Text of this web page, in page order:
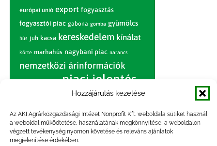
Hozzájárulás kezelése
Az AKI Agrárközgazdasági Intézet Nonprofit Kft. weboldala sütiket használ
a weboldal működtetése, használatának megkönnyítése, a weboldalon
végzett tevékenység nyomon követése és releváns ajánlatok
megjelenítése érdekében.
európai unió export fogyasztás
fogyasztói piac gabona gomba gyümölcs
hús juh kacsa kereskedelem kínálat
körte marhahús nagybani piac narancs
nemzetközi árinformációk
piac piaci jelentés
sertés sertéshús
szarvasmarha termelés termelői
ár tojás világpiac
vágóbárány
vágómarha vágósertés